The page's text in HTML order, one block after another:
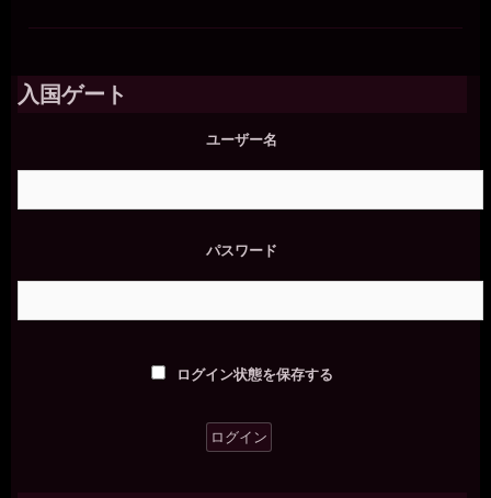
入国ゲート
ユーザー名
パスワード
ログイン状態を保存する